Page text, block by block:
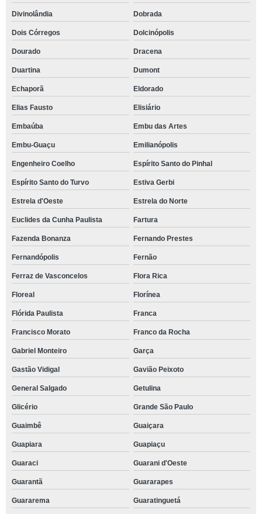
Divinolândia Dobrada
Dois Córregos Dolcinópolis
Dourado Dracena
Duartina Dumont
Echaporã Eldorado
Elias Fausto Elisiário
Embaúba Embu das Artes
Embu-Guaçu Emilianópolis
Engenheiro Coelho Espírito Santo do Pinhal
Espírito Santo do Turvo Estiva Gerbi
Estrela d'Oeste Estrela do Norte
Euclides da Cunha Paulista Fartura
Fazenda Bonanza Fernando Prestes
Fernandópolis Fernão
Ferraz de Vasconcelos Flora Rica
Floreal Florínea
Flórida Paulista Franca
Francisco Morato Franco da Rocha
Gabriel Monteiro Garça
Gastão Vidigal Gavião Peixoto
General Salgado Getulina
Glicério Grande São Paulo
Guaimbê Guaiçara
Guapiara Guapiaçu
Guaraci Guarani d'Oeste
Guarantã Guararapes
Guararema Guaratinguetá